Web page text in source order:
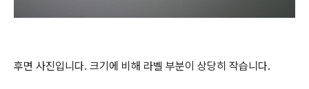
후면 사진입니다. 크기에 비해 라벨 부분이 상당히 작습니다.